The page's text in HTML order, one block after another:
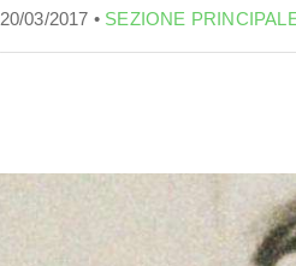
20/03/2017 • SEZIONE